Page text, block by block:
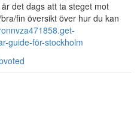
det dags att ta steget mot
fin översikt över hur du kan
guide-för-stockholm